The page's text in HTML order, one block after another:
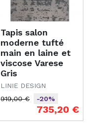
Tapis salon
moderne tufté
main en laine et
viscose Varese
Gris
LINIE DESIGN
Prix de base
919,00 €
-20%
735,20 €